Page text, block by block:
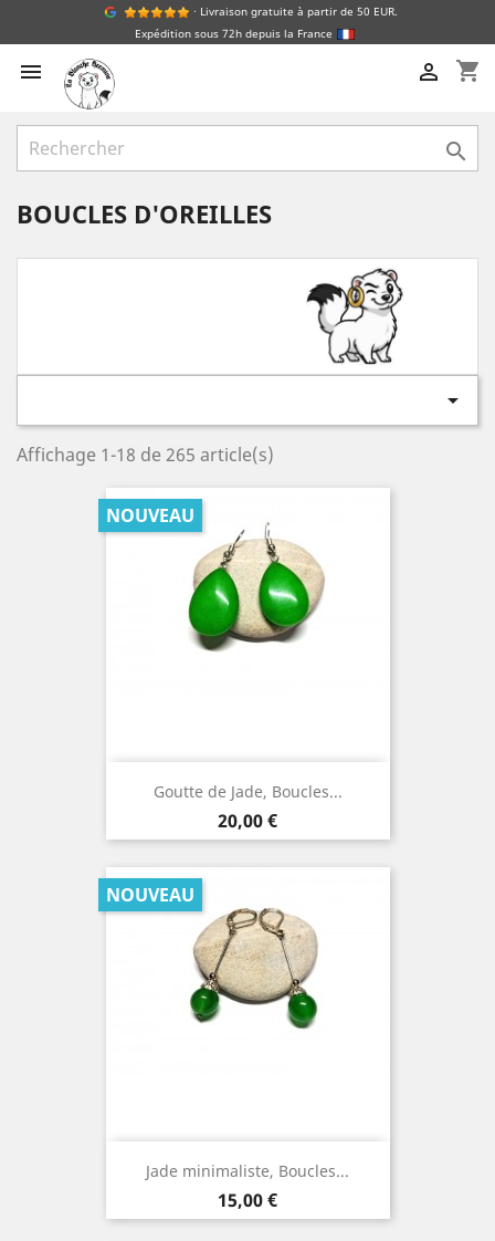
· Livraison gratuite à partir de 50 EUR.
Expédition sous 72h depuis la France
 shopping_cart


BOUCLES D'OREILLES

Affichage 1-18 de 265 article(s)
Goutte de Jade, Boucles...
Prix
20,00 €
NOUVEAU
Jade minimaliste, Boucles...
Prix
15,00 €
NOUVEAU